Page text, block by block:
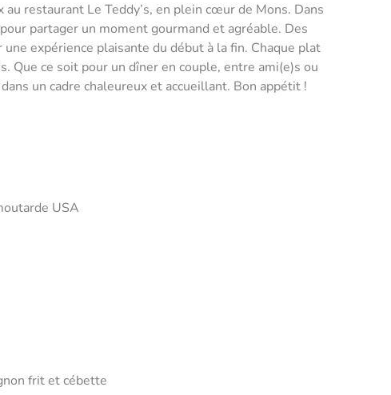
restaurant Le Teddy’s, en plein cœur de Mons. Dans
partager un moment gourmand et agréable. Des
expérience plaisante du début à la fin. Chaque plat
ce soit pour un dîner en couple, entre ami(e)s ou
un cadre chaleureux et accueillant. Bon appétit !
USA
frit et cébette